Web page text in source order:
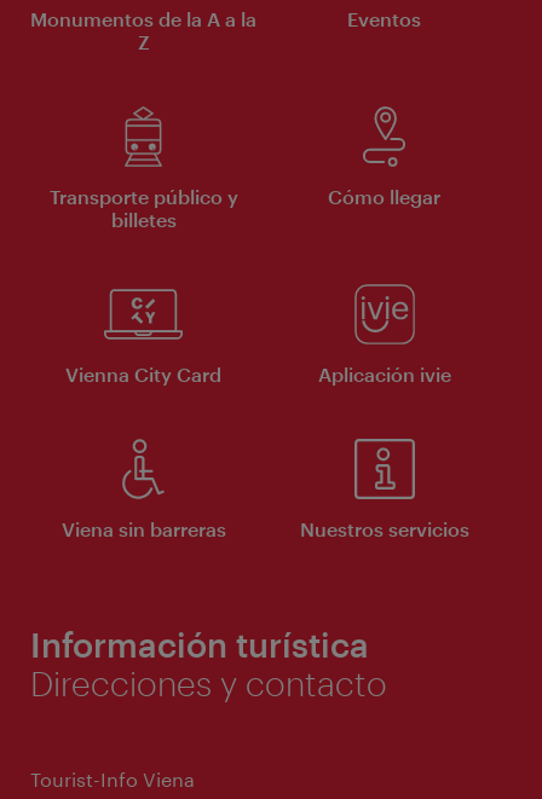
Monumentos de la A a la
Z
Eventos
Transporte público y
billetes
Cómo llegar
Vienna City Card Aplicación ivie
Viena sin barreras Nuestros servicios
Información turística
Direcciones y contacto
Tourist-Info Viena